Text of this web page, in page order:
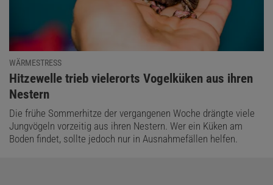
WÄRMESTRESS
:
Hitzewelle trieb vielerorts Vogelküken aus ihren
Nestern
Die frühe Sommerhitze der vergangenen Woche drängte viele
Jungvögeln vorzeitig aus ihren Nestern. Wer ein Küken am
Boden findet, sollte jedoch nur in Ausnahmefällen helfen.